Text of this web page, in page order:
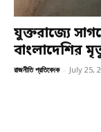
যুক্তরাজ্যে
বাংলাদেশির
রাজনীতি প্রতিবেদক - July 25,